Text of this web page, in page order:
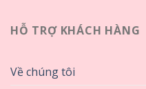
HỖ TRỢ KHÁCH HÀNG
Về chúng tôi